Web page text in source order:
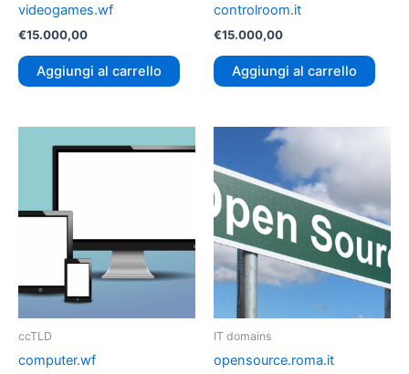
videogames.wf
€15.000,00
Aggiungi al carrello
controlroom.it
€15.000,00
Aggiungi al carrello
ccTLD
computer.wf
IT domains
opensource.roma.it